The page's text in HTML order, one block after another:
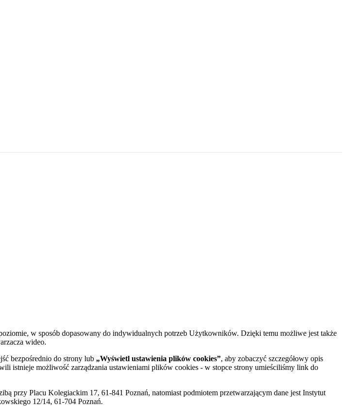
w sposób dopasowany do indywidualnych potrzeb Użytkowników. Dzięki temu możliwe jest także
wideo.
bezpośrednio do strony lub „Wyświetl ustawienia plików cookies”, aby zobaczyć szczegółowy opis
istnieje możliwość zarządzania ustawieniami plików cookies - w stopce strony umieściliśmy link do
przy Placu Kolegiackim 17, 61-841 Poznań, natomiast podmiotem przetwarzającym dane jest Instytut
12/14, 61-704 Poznań.